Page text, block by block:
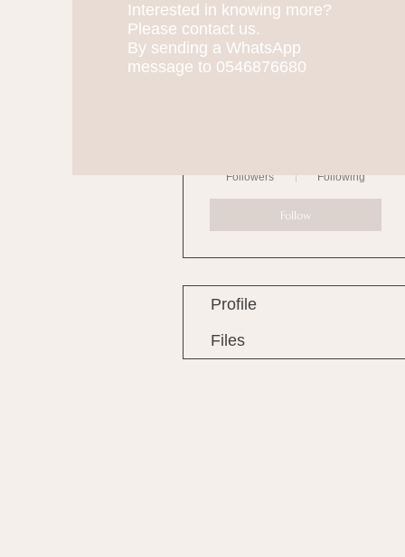
Interested in knowing more?
Please contact us.
By sending a WhatsApp
message to 0546876680
Followers Following
Follow
More actions
Profile
Files